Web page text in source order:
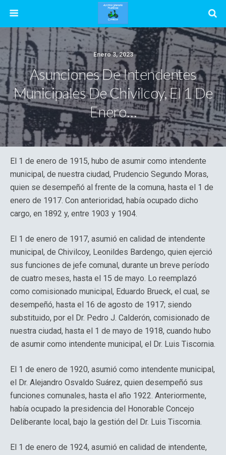
Enero 3, 2023
Asunciones De Intendentes
Municipales De Chivilcoy, El 1 De
Enero…
El 1 de enero de 1915, hubo de asumir como intendente
municipal, de nuestra ciudad, Prudencio Segundo Moras,
quien se desempeñó al frente de la comuna, hasta el 1 de
enero de 1917. Con anterioridad, había ocupado dicho
cargo, en 1892 y, entre 1903 y 1904.
El 1 de enero de 1917, asumió en calidad de intendente
municipal, de Chivilcoy, Leonildes Bardengo, quien ejerció
sus funciones de jefe comunal, durante un breve período
de cuatro meses, hasta el 15 de mayo. Lo reemplazó
como comisionado municipal, Eduardo Brueck, el cual, se
desempeñó, hasta el 16 de agosto de 1917; siendo
substituido, por el Dr. Pedro J. Calderón, comisionado de
nuestra ciudad, hasta el 1 de mayo de 1918, cuando hubo
de asumir como intendente municipal, el Dr. Luis Tiscornia.
El 1 de enero de 1920, asumió como intendente municipal,
el Dr. Alejandro Osvaldo Suárez, quien desempeñó sus
funciones comunales, hasta el año 1922. Anteriormente,
había ocupado la presidencia del Honorable Concejo
Deliberante local, bajo la gestión del Dr. Luis Tiscornia.
El 1 de enero de 1924, asumió en calidad de intendente,